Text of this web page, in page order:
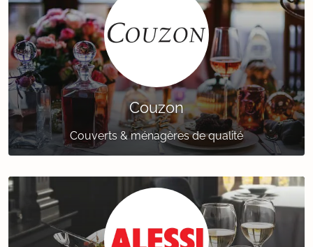
Couzon
Couverts & ménagères de qualité